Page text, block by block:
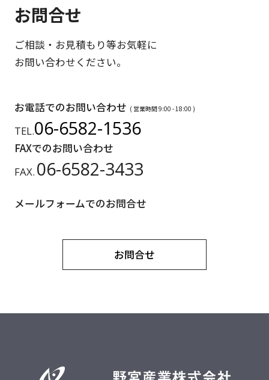
お問合せ
ご相談・お見積もり等お気軽に
お問い合わせください。
お電話でのお問い合わせ ( 営業時間 9:00 - 18:00 )
TEL.06-6582-1536
FAXでのお問い合わせ
FAX. 06-6582-3433
メールフォームでのお問合せ
お問合せ